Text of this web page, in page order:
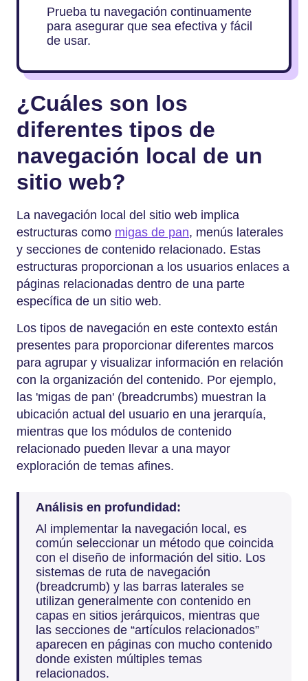
Prueba tu navegación continuamente
para asegurar que sea efectiva y fácil
de usar.
¿Cuáles son los
diferentes tipos de
navegación local de un
sitio web?
La navegación local del sitio web implica
estructuras como migas de pan, menús laterales
y secciones de contenido relacionado. Estas
estructuras proporcionan a los usuarios enlaces a
páginas relacionadas dentro de una parte
específica de un sitio web.
Los tipos de navegación en este contexto están
presentes para proporcionar diferentes marcos
para agrupar y visualizar información en relación
con la organización del contenido. Por ejemplo,
las 'migas de pan' (breadcrumbs) muestran la
ubicación actual del usuario en una jerarquía,
mientras que los módulos de contenido
relacionado pueden llevar a una mayor
exploración de temas afines.
Análisis en profundidad:
Al implementar la navegación local, es
común seleccionar un método que coincida
con el diseño de información del sitio. Los
sistemas de ruta de navegación
(breadcrumb) y las barras laterales se
utilizan generalmente con contenido en
capas en sitios jerárquicos, mientras que
las secciones de “artículos relacionados”
aparecen en páginas con mucho contenido
donde existen múltiples temas
relacionados.